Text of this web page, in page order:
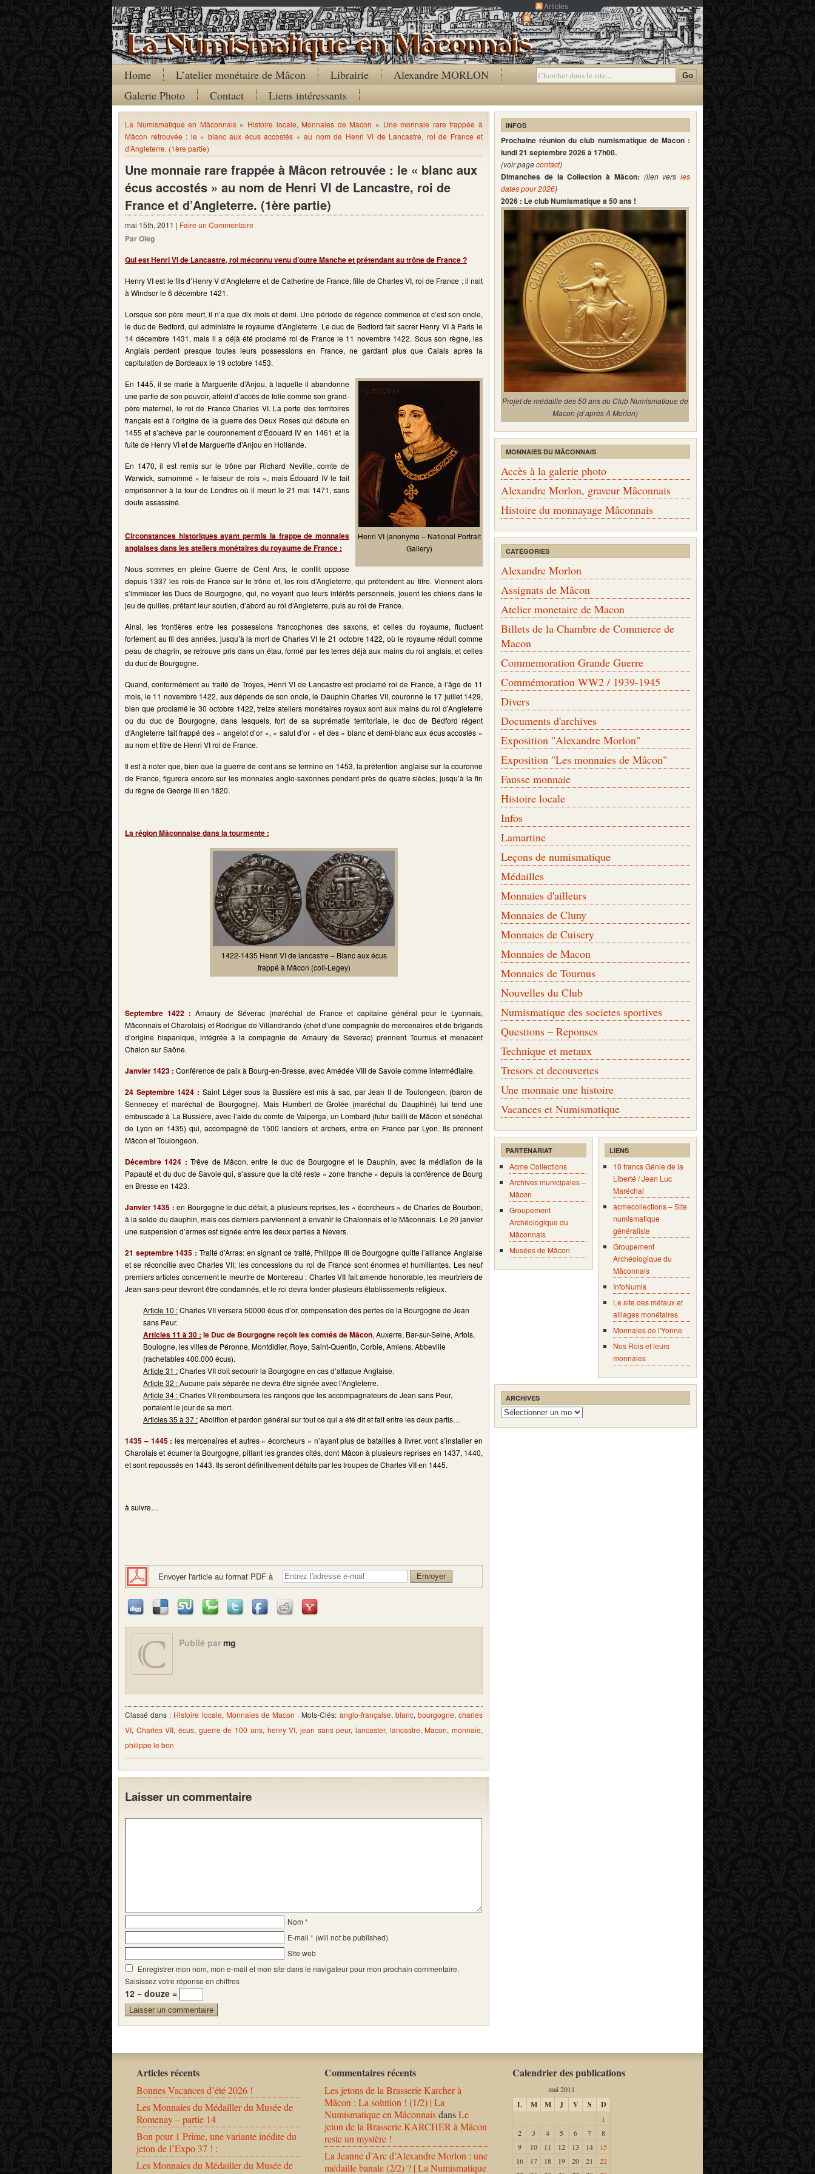
Articles
Commentaires
Home L’atelier monétaire de Mâcon Librairie
Alexandre MORLON
Galerie Photo
Contact Liens intéressants
La Numismatique en Mâconnais» Histoire locale, Monnaies de Macon » Une monnaie rare frappée à
Mâcon retrouvée : le « blanc aux écus accostés » au nom de Henri VI de Lancastre, roi de France et
d’Angleterre. (1ère partie)
Une monnaie rare frappée à Mâcon retrouvée : le « blanc aux
écus accostés » au nom de Henri VI de Lancastre, roi de
France et d’Angleterre. (1ère partie)
mai 15th, 2011 | Faire un Commentaire
Par Oleg
Qui est Henri VI de Lancastre, roi méconnu venu d’outre Manche et prétendant au trône de France ?
Henry VI est le fils d’Henry V d’Angleterre et de Catherine de France, fille de Charles VI, roi de France ; il nait
à Windsor le 6 décembre 1421.
Lorsque son père meurt, il n’a que dix mois et demi. Une période de régence commence et c’est son oncle,
le duc de Bedford, qui administre le royaume d’Angleterre. Le duc de Bedford fait sacrer Henry VI à Paris le
14 décembre 1431, mais il a déjà été proclamé roi de France le 11 novembre 1422. Sous son règne, les
Anglais perdent presque toutes leurs possessions en France, ne gardant plus que Calais après la
capitulation de Bordeaux le 19 octobre 1453.
Henri VI (anonyme – National Portrait
Gallery)
En 1445, il se marie à Marguerite d’Anjou, à laquelle il abandonne
une partie de son pouvoir, atteint d’accès de folie comme son grand-
père maternel, le roi de France Charles VI. La perte des territoires
français est à l’origine de la guerre des Deux Roses qui débute en
1455 et s’achève par le couronnement d’Édouard IV en 1461 et la
fuite de Henry VI et de Marguerite d’Anjou en Hollande.
En 1470, il est remis sur le trône par Richard Neville, comte de
Warwick, surnommé « le faiseur de rois », mais Édouard IV le fait
emprisonner à la tour de Londres où il meurt le 21 mai 1471, sans
doute assassiné.
Circonstances historiques ayant permis la frappe de monnaies
anglaises dans les ateliers monétaires du royaume de France :
Nous sommes en pleine Guerre de Cent Ans, le conflit oppose
depuis 1337 les rois de France sur le trône et, les rois d’Angleterre, qui prétendent au titre. Viennent alors
s’immiscer les Ducs de Bourgogne, qui, ne voyant que leurs intérêts personnels, jouent les chiens dans le
jeu de quilles, prêtant leur soutien, d’abord au roi d’Angleterre, puis au roi de France.
Ainsi, les frontières entre les possessions francophones des saxons, et celles du royaume, fluctuent
fortement au fil des années, jusqu’à la mort de Charles VI le 21 octobre 1422, où le royaume réduit comme
peau de chagrin, se retrouve pris dans un étau, formé par les terres déjà aux mains du roi anglais, et celles
du duc de Bourgogne.
Quand, conformément au traité de Troyes, Henri VI de Lancastre est proclamé roi de France, à l’âge de 11
mois, le 11 novembre 1422, aux dépends de son oncle, le Dauphin Charles VII, couronné le 17 juillet 1429,
bien que proclamé le 30 octobre 1422, treize ateliers monétaires royaux sont aux mains du roi d’Angleterre
ou du duc de Bourgogne, dans lesquels, fort de sa suprématie territoriale, le duc de Bedford régent
d’Angleterre fait frappé des « angelot d’or », « salut d’or » et des « blanc et demi-blanc aux écus accostés »
au nom et titre de Henri VI roi de France.
Il est à noter que, bien que la guerre de cent ans se termine en 1453, la prétention anglaise sur la couronne
de France, figurera encore sur les monnaies anglo-saxonnes pendant près de quatre siècles, jusqu’à la fin
du règne de George III en 1820.
La région Mâconnaise dans la tourmente :
1422-1435 Henri VI de lancastre – Blanc aux écus
frappé à Mâcon (coll-Legey)
Septembre 1422 : Amaury de Séverac (maréchal de France et capitaine général pour le Lyonnais,
Mâconnais et Charolais) et Rodrigue de Villandrando (chef d’une compagnie de mercenaires et de brigands
d’origine hispanique, intégrée à la compagnie de Amaury de Séverac) prennent Tournus et menacent
Chalon sur Saône.
Janvier 1423 : Conférence de paix à Bourg-en-Bresse, avec Amédée VIII de Savoie comme intermédiaire.
24 Septembre 1424 : Saint Léger sous la Bussière est mis à sac, par Jean II de Toulongeon, (baron de
Sennecey et maréchal de Bourgogne). Mais Humbert de Grolée (maréchal du Dauphiné) lui tend une
embuscade à La Bussière, avec l’aide du comte de Valperga, un Lombard (futur bailli de Mâcon et sénéchal
de Lyon en 1435) qui, accompagné de 1500 lanciers et archers, entre en France par Lyon. Ils prennent
Mâcon et Toulongeon.
Décembre 1424 : Trêve de Mâcon, entre le duc de Bourgogne et le Dauphin, avec la médiation de la
Papauté et du duc de Savoie qui, s’assure que la cité reste « zone franche » depuis la conférence de Bourg
en Bresse en 1423.
Janvier 1435 : en Bourgogne le duc défait, à plusieurs reprises, les « écorcheurs » de Charles de Bourbon,
à la solde du dauphin, mais ces derniers parviennent à envahir le Chalonnais et le Mâconnais. Le 20 janvier
une suspension d’armes est signée entre les deux parties à Nevers.
21 septembre 1435 : Traité d’Arras: en signant ce traité, Philippe III de Bourgogne quitte l’alliance Anglaise
et se réconcilie avec Charles VII; les concessions du roi de France sont énormes et humiliantes. Les neuf
premiers articles concernent le meurtre de Montereau : Charles VII fait amende honorable, les meurtriers de
Jean-sans-peur devront être condamnés, et le roi devra fonder plusieurs établissements religieux.
Article 10 :Charles VII versera 50000 écus d’or, compensation des pertes de la Bourgogne de Jean
sans Peur.
Articles 11 à 30 : le Duc de Bourgogne reçoit les comtés de Mâcon, Auxerre, Bar-sur-Seine, Artois,
Boulogne, les villes de Péronne, Montdidier, Roye, Saint-Quentin, Corbie, Amiens, Abbeville
(rachetables 400.000 écus).
Article 31 :Charles VII doit secourir la Bourgogne en cas d’attaque Anglaise.
Article 32 :Aucune paix séparée ne devra être signée avec l’Angleterre.
Article 34 :Charles VII remboursera les rançons que les accompagnateurs de Jean sans Peur,
portaient le jour de sa mort.
Articles 35 à 37 :Abolition et pardon général sur tout ce qui a été dit et fait entre les deux partis…
1435 – 1445 : les mercenaires et autres « écorcheurs » n’ayant plus de batailles à livrer, vont s’installer en
Charolais et écumer la Bourgogne, pillant les grandes cités, dont Mâcon à plusieurs reprises en 1437, 1440,
et sont repoussés en 1443. Ils seront définitivement défaits par les troupes de Charles VII en 1445.
à suivre…
Envoyer l'article au format PDF à
Publié par mg
Classé dans : Histoire locale, Monnaies de Macon · Mots-Clés: anglo-française, blanc, bourgogne,charles
VI, Charles VII,écus, guerre de 100 ans, henry VI, jean sans peur, lancaster, lancastre,Macon, monnaie,
philippe le bon
Laisser un commentaire
Nom *
E-mail * (will not be published)
Site web
Enregistrer mon nom, mon e-mail et mon site dans le navigateur pour mon prochain commentaire.
Saisissez votre réponse en chiffres
12 − douze =
INFOS
Prochaine réunion du club numismatique de Mâcon :
lundi 21 septembre 2026 à 17h00.
(voir pagecontact)
Dimanches de la Collection à Mâcon: (lien vers les
dates pour 2026)
2026 : Le club Numismatique a 50 ans !
Projet de médaille des 50 ans du Club Numismatique de
Macon (d’après A Morlon)
MONNAIES DU MÂCONNAIS
Accès à la galerie photo
Alexandre Morlon, graveur Mâconnais
Histoire du monnayage Mâconnais
CATÉGORIES
Alexandre Morlon
Assignats de Mâcon
Atelier monetaire de Macon
Billets de la Chambre de Commerce de
Macon
Commemoration Grande Guerre
Commémoration WW2 / 1939-1945
Divers
Documents d'archives
Exposition "Alexandre Morlon"
Exposition "Les monnaies de Mâcon"
Fausse monnaie
Histoire locale
Infos
Lamartine
Leçons de numismatique
Médailles
Monnaies d'ailleurs
Monnaies de Cluny
Monnaies de Cuisery
Monnaies de Macon
Monnaies de Tournus
Nouvelles du Club
Numismatique des societes sportives
Questions – Reponses
Technique et metaux
Tresors et decouvertes
Une monnaie une histoire
Vacances et Numismatique
PARTENARIAT
Acme Collections
Archives municipales –
Mâcon
Groupement
Archéologique du
Mâconnais
Musées de Mâcon
LIENS
10 francs Génie de la
Liberté / Jean Luc
Maréchal
acmecollections – Site
numismatique
généraliste
Groupement
Archéologique du
Mâconnais
InfoNumis
Le site des métaux et
alliages monétaires
Monnaies de l'Yonne
Nos Rois et leurs
monnaies
ARCHIVES
Archives
Articles récents
Bonnes Vacances d’été 2026 !
Les Monnaies du Médailler du Musée de
Romenay – partie 14
Bon pour 1 Prime, une variante inédite du
jeton de l’Expo 37 ! :
Les Monnaies du Médailler du Musée de
Commentaires récents
Les jetons de la Brasserie Karcher à
Mâcon : La solution ! (1/2) | La
Numismatique en MâconnaisdansLe
jeton de la Brasserie KARCHER à Mâcon
reste un mystère !
La Jeanne d’Arc d’Alexandre Morlon : une
médaille banale (2/2) ? | La Numismatique
Calendrier des publications
mai 2011
L M M J V S D
1
2
3 4 5 6 7
8
9
10 11 12 13 14
15
16
17 18 19 20 21
22